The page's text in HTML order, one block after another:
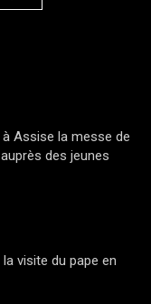
Assise la messe de
des jeunes
visite du pape en